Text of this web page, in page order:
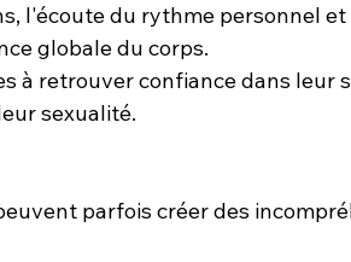
l'écoute du rythme personnel et
globale du corps.
à retrouver confiance dans leur
sexualité.
parfois créer des